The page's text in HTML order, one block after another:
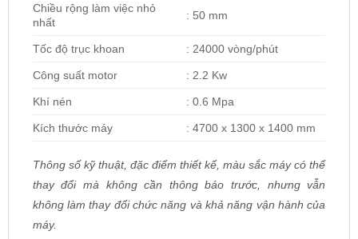
Chiều rộng làm việc nhỏ
nhất
: 50 mm
Tốc độ trục khoan : 24000 vòng/phút
Công suất motor : 2.2 Kw
Khí nén : 0.6 Mpa
Kích thước máy : 4700 x 1300 x 1400 mm
Thông số kỹ thuật, đặc điểm thiết kế, màu sắc máy có thể
thay đổi mà không cần thông báo trước, nhưng vẫn
không làm thay đổi chức năng và khả năng vận hành của
máy.